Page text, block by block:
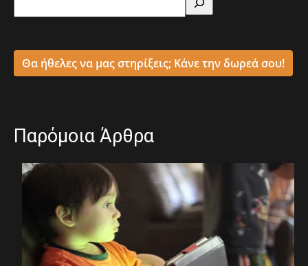
Θα ήθελες να μας στηρίξεις; Κάνε την δωρεά σου!
Παρόμοια Άρθρα